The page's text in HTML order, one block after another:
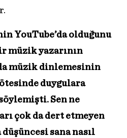
YouTube’da olduğunu
müzik yazarının
müzik dinlemesinin
duygulara
Sen ne
çok da dert etmeyen
sana nasıl